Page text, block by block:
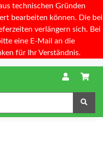
technischen Gründen
bearbeiten können. Die bei
verlängern sich. Bei
eine E-Mail an die
für Ihr Verständnis.